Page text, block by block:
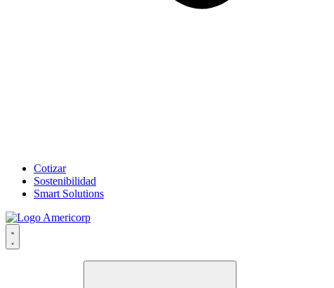
Cotizar
Sostenibilidad
Smart Solutions